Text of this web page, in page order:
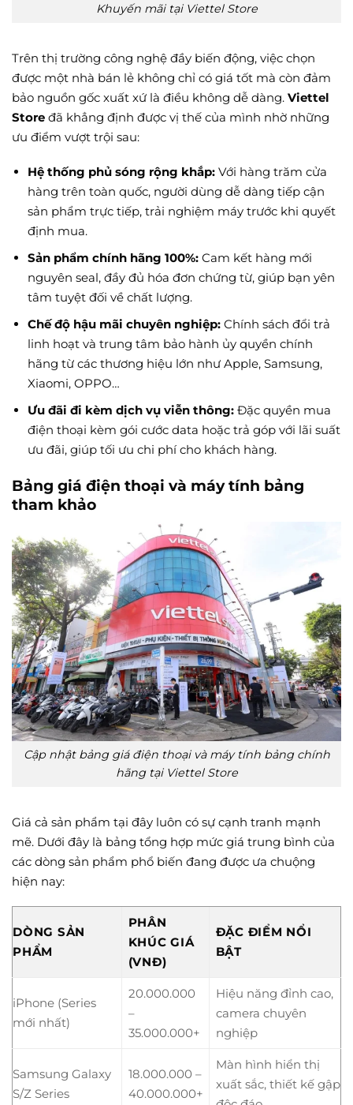
Khuyến mãi tại Viettel Store
Trên thị trường công nghệ đầy biến động, việc chọn
được một nhà bán lẻ không chỉ có giá tốt mà còn đảm
bảo nguồn gốc xuất xứ là điều không dễ dàng. Viettel
Store đã khẳng định được vị thế của mình nhờ những
ưu điểm vượt trội sau:
Hệ thống phủ sóng rộng khắp:Với hàng trăm cửa
hàng trên toàn quốc, người dùng dễ dàng tiếp cận
sản phẩm trực tiếp, trải nghiệm máy trước khi quyết
định mua.
Sản phẩm chính hãng 100%:Cam kết hàng mới
nguyên seal, đầy đủ hóa đơn chứng từ, giúp bạn yên
tâm tuyệt đối về chất lượng.
Chế độ hậu mãi chuyên nghiệp:Chính sách đổi trả
linh hoạt và trung tâm bảo hành ủy quyền chính
hãng từ các thương hiệu lớn như Apple, Samsung,
Xiaomi, OPPO…
Ưu đãi đi kèm dịch vụ viễn thông:Đặc quyền mua
điện thoại kèm gói cước data hoặc trả góp với lãi suất
ưu đãi, giúp tối ưu chi phí cho khách hàng.
Bảng giá điện thoại và máy tính bảng
tham khảo
Cập nhật bảng giá điện thoại và máy tính bảng chính
hãng tại Viettel Store
Giá cả sản phẩm tại đây luôn có sự cạnh tranh mạnh
mẽ. Dưới đây là bảng tổng hợp mức giá trung bình của
các dòng sản phẩm phổ biến đang được ưa chuộng
hiện nay:
DÒNG SẢN
PHẨM
PHÂN
KHÚC GIÁ
(VNĐ)
ĐẶC ĐIỂM NỔI
BẬT
iPhone (Series
mới nhất)
20.000.000
–
35.000.000+
Hiệu năng đỉnh cao,
camera chuyên
nghiệp
Samsung Galaxy
S/Z Series
18.000.000 –
40.000.000+
Màn hình hiển thị
xuất sắc, thiết kế gập